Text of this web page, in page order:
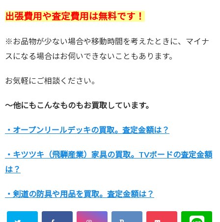
出張費用や査定費用は無料です！
※お品物が少ない場合や移動時間を考えたときに、マイナ
スになる場合はお伺いできないこともあります。
お気軽にご相談ください。
～他にもこんなものもお買取しています。
・オープンリールデッキの買取。査定金額は？
・キツツキ（飛騨産業）家具の買取。TVボードの査定金額
は？
・剣道の防具や用品を買取。査定金額は？